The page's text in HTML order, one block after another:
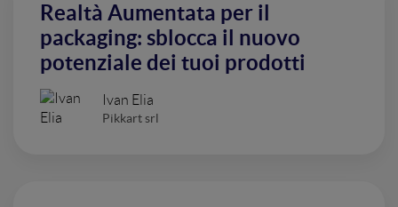
Realtà Aumentata per il
packaging: sblocca il nuovo
potenziale dei tuoi prodotti
Ivan Elia
Pikkart srl